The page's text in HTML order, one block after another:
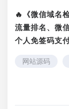
🔥《微信域名
流量排名、微
个人免签码支付
网站源码